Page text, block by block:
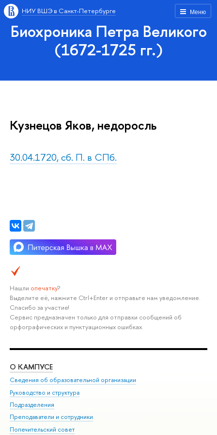
Меню
НИУ ВШЭ в Санкт-Петербурге
Биохроника Петра Великого
(1672-1725 гг.)
Кузнецов Яков, недоросль
30.04.1720, сб. П. в СПб.
Нашли опечатку?
Выделите её, нажмите Ctrl+Enter и отправьте нам уведомление.
Спасибо за участие!
Сервис предназначен только для отправки сообщений об
орфографических и пунктуационных ошибках.
О КАМПУСЕ
Сведения об образовательной организации
Руководство и структура
Подразделения
Преподаватели и сотрудники
Попечительский совет